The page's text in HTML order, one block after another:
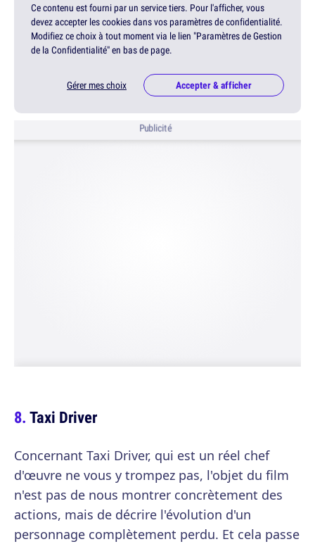
Ce contenu est fourni par un service tiers. Pour l'afficher, vous
devez accepter les cookies dans vos paramètres de confidentialité.
Modifiez ce choix à tout moment via le lien "Paramètres de Gestion
de la Confidentialité" en bas de page.
Gérer mes choix Accepter & afficher
Publicité
Taxi Driver
Concernant Taxi Driver, qui est un réel chef
d'œuvre ne vous y trompez pas, l'objet du film
n'est pas de nous montrer concrètement des
actions, mais de décrire l'évolution d'un
personnage complètement perdu. Et cela passe